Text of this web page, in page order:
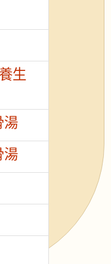
生
湯
湯